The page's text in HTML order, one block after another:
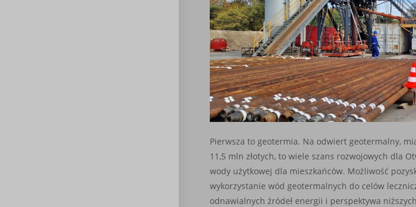
Pierwsza to geotermia. Na odwiert geotermalny,
11,5 mln złotych, to wiele szans rozwojowych dla
wody użytkowej dla mieszkańców. Możliwość
wykorzystanie wód geotermalnych do celów
odnawialnych źródeł energii i perspektywa